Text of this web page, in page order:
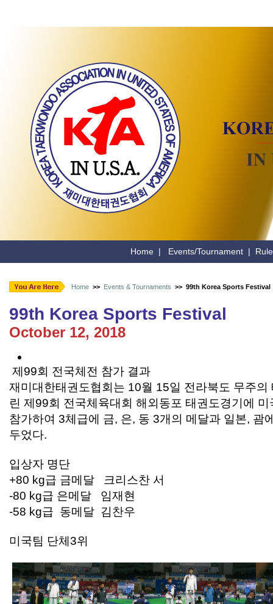
Home | Events/Tournament |
Home >> Events & Tournaments >> 99th Korea Sports Festival
99th Korea Sports Festival
October 12, 2018
제99회 전국체전 참가 결과
재미대한태권도협회는 10월 15일 전라북도 무주
린 제99회 전국체육대회 해외동포 태권도경기에
참가하여 3체급에 금, 은, 동 3개의 메달과 일본, 괌
두었다.
입상자 명단
+80 kg급 금메달 크리스찬 서
-80 kg급 은메달 임재현
-58 kg급 동메달 김찬우
미국팀 단체3위